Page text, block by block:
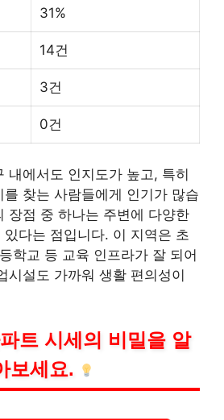
31%
14건
3건
0건
내에서도 인지도가 높고, 특히
찾는 사람들에게 인기가 많습
장점 중 하나는 주변에 다양한
다는 점입니다. 이 지역은 초
학교 등 교육 인프라가 잘 되어
시설도 가까워 생활 편의성이
트 시세의 비밀을 알
보세요.